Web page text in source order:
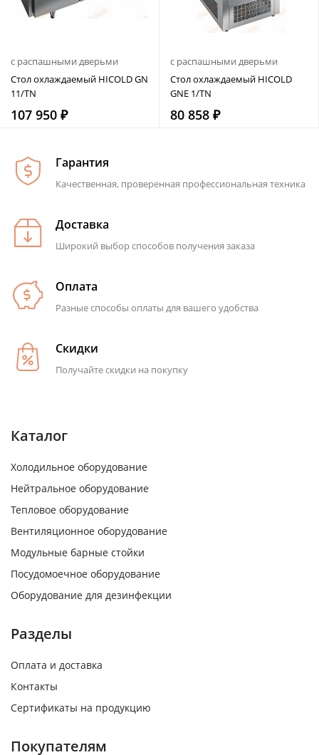
с распашными дверьми
Стол охлаждаемый HICOLD GN
11/TN
107 950 ₽
с распашными дверьми
Стол охлаждаемый HICOLD
GNE 1/TN
80 858 ₽
Гарантия
Качественная, проверенная профессиональная техника
Доставка
Широкий выбор способов получения заказа
Оплата
Разные способы оплаты для вашего удобства
Скидки
Получайте скидки на покупку
Каталог
Холодильное оборудование
Нейтральное оборудование
Тепловое оборудование
Вентиляционное оборудование
Модульные барные стойки
Посудомоечное оборудование
Оборудование для дезинфекции
Разделы
Оплата и доставка
Контакты
Сертификаты на продукцию
Покупателям